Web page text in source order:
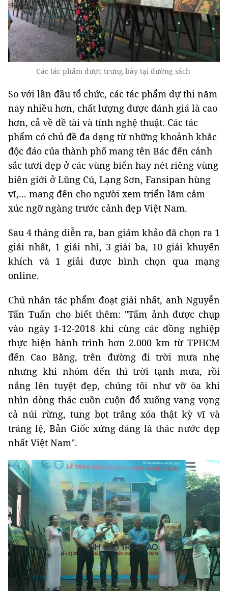
Các tác phẩm được trưng bày tại đường sách
So với lần đầu tổ chức, các tác phẩm dự thi năm
nay nhiều hơn, chất lượng được đánh giá là cao
hơn, cả về đề tài và tính nghệ thuật. Các tác
phẩm có chủ đề đa dạng từ những khoảnh khắc
độc đáo của thành phố mang tên Bác đến cảnh
sắc tươi đẹp ở các vùng biển hay nét riêng vùng
biên giới ở Lũng Cú, Lạng Sơn, Fansipan hùng
vĩ,... mang đến cho người xem triển lãm cảm
xúc ngỡ ngàng trước cảnh đẹp Việt Nam.
Sau 4 tháng diễn ra, ban giám khảo đã chọn ra 1
giải nhất, 1 giải nhì, 3 giải ba, 10 giải khuyến
khích và 1 giải được bình chọn qua mạng
online.
Chủ nhân tác phẩm đoạt giải nhất, anh Nguyễn
Tấn Tuấn cho biết thêm: "Tấm ảnh được chụp
vào ngày 1-12-2018 khi cùng các đồng nghiệp
thực hiện hành trình hơn 2.000 km từ TPHCM
đến Cao Bằng, trên đường đi trời mưa nhẹ
nhưng khi nhóm đến thì trời tạnh mưa, rồi
nắng lên tuyệt đẹp, chúng tôi như vỡ òa khi
nhìn dòng thác cuồn cuộn đổ xuống vang vọng
cả núi rừng, tung bọt trắng xóa thật kỳ vĩ và
tráng lệ, Bản Giốc xứng đáng là thác nước đẹp
nhất Việt Nam".